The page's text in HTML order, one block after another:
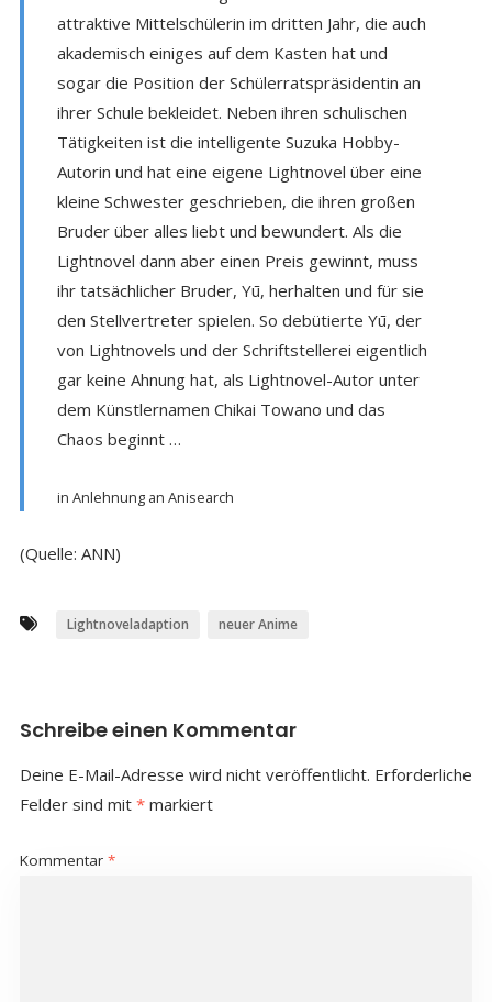
attraktive Mittelschülerin im dritten Jahr, die auch
akademisch einiges auf dem Kasten hat und
sogar die Position der Schülerratspräsidentin an
ihrer Schule bekleidet. Neben ihren schulischen
Tätigkeiten ist die intelligente Suzuka Hobby-
Autorin und hat eine eigene Lightnovel über eine
kleine Schwester geschrieben, die ihren großen
Bruder über alles liebt und bewundert. Als die
Lightnovel dann aber einen Preis gewinnt, muss
ihr tatsächlicher Bruder, Yū, herhalten und für sie
den Stellvertreter spielen. So debütierte Yū, der
von Lightnovels und der Schriftstellerei eigentlich
gar keine Ahnung hat, als Lightnovel-Autor unter
dem Künstlernamen Chikai Towano und das
Chaos beginnt …
in Anlehnung an Anisearch
(Quelle: ANN)
Lightnoveladaption neuer Anime
Schreibe einen Kommentar
Deine E-Mail-Adresse wird nicht veröffentlicht. Erforderliche
Felder sind mit *markiert
Kommentar *